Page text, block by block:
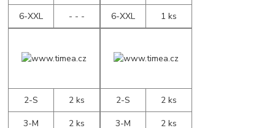
6-XXL
- - -
6-XXL
1 ks
2-S
2 ks
3-M
2 ks
2-S
2 ks
3-M
2 ks